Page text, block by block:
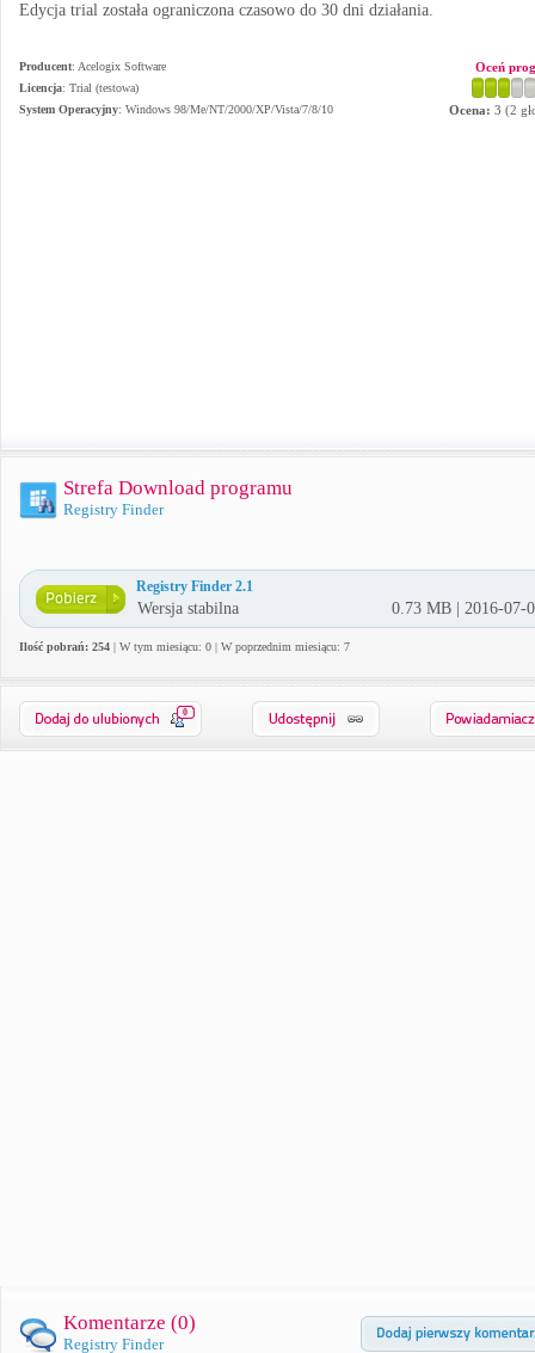
Edycja trial została ograniczona czasowo do 30 dni działania.
Producent: Acelogix Software
Licencja: Trial (testowa)
System Operacyjny: Windows 98/Me/NT/2000/XP/Vista/7/8/10
Oceń
Ocena: 3 (2
Strefa Download programu
Registry Finder
Registry Finder 2.1
Wersja stabilna 0.73 MB | 2016-07-
Ilość pobrań: 254 | W tym miesiącu: 0 | W poprzednim miesiącu: 7
0
Komentarze (0)
Registry Finder